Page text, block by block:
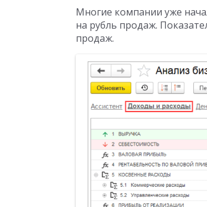
Многие компании уже
на рубль продаж.
продаж.